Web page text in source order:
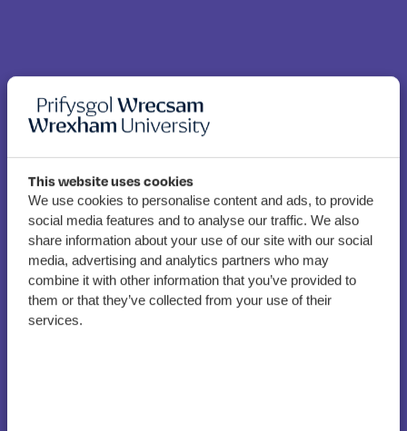
This website uses cookies
We use cookies to personalise content and ads, to provide
social media features and to analyse our traffic. We also
share information about your use of our site with our social
media, advertising and analytics partners who may
combine it with other information that you’ve provided to
them or that they’ve collected from your use of their
services.
Cerdd am COVID19 gan
fyfyrwraig gwaith
cymdeithasol yn taro tant
ar draws Cymru